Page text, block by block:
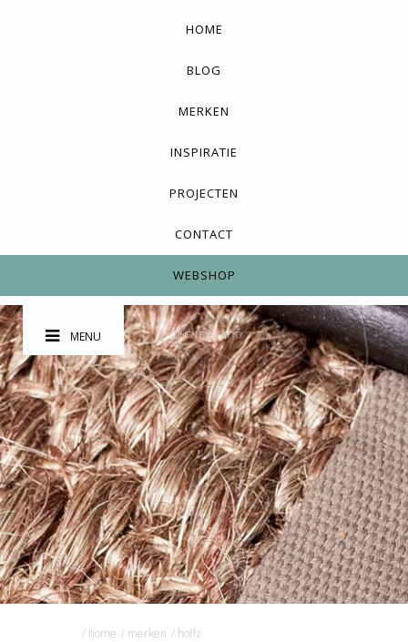
HOME
BLOG
MERKEN
INSPIRATIE
PROJECTEN
CONTACT
WEBSHOP
MENU
/ home / merken / hoffz